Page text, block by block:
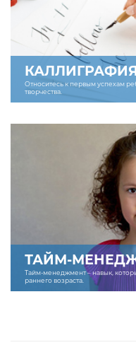
Относитесь к первым успехам
творчества.
ТАЙМ-
Тайм-менеджмент – навык,
раннего возраста.